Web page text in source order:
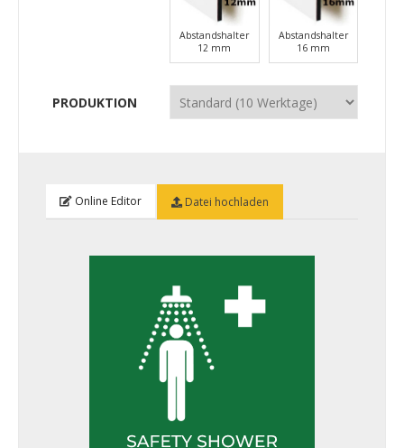
Abstandshalter
12 mm
Abstandshalter
16 mm
PRODUKTION
Online Editor Datei hochladen